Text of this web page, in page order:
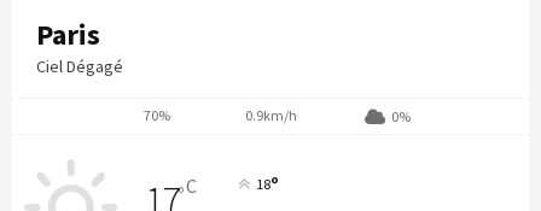
Paris
Ciel Dégagé
70% 0.9km/h 0%
17°C 18°